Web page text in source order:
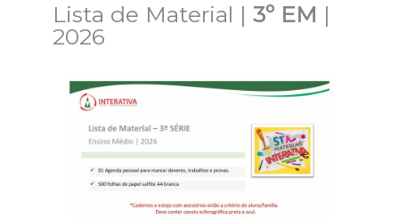
Lista de Material | 3º EM |
2026